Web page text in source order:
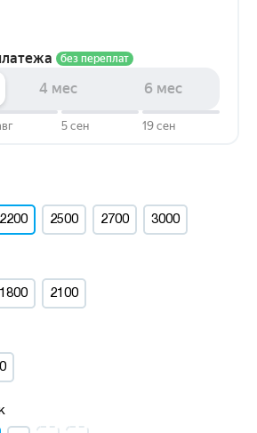
2200 2500 2700 3000
1800 2100